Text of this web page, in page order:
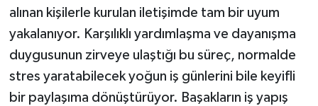
alınan kişilerle kurulan iletişimde tam bir uyum
yakalanıyor. Karşılıklı yardımlaşma ve dayanışma
duygusunun zirveye ulaştığı bu süreç, normalde
stres yaratabilecek yoğun iş günlerini bile keyifli
bir paylaşıma dönüştürüyor. Başakların iş yapış